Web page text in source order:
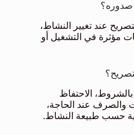
صدوره؟
عند تغيير النشاط،
مؤثرة في التشغيل أو
بالشروط، الاحتفاظ
والصرف عند الحاجة،
حسب طبيعة النشاط.